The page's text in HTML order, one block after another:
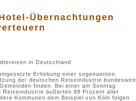
Übernachtungen
in Deutschland
Erhebung einer sogenannten
der deutschen Reiseindustrie bundesweit
finden. Bei einer am Sonntag
äußerten 88 Prozent aller
Kommunen dem Beispiel von Köln folgen